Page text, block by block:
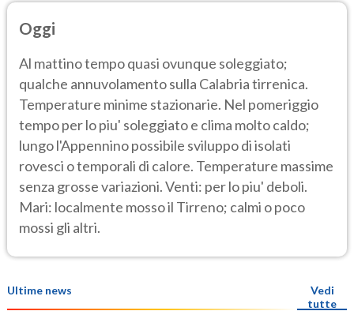
Oggi
Al mattino tempo quasi ovunque soleggiato;
qualche annuvolamento sulla Calabria tirrenica.
Temperature minime stazionarie. Nel pomeriggio
tempo per lo piu' soleggiato e clima molto caldo;
lungo l'Appennino possibile sviluppo di isolati
rovesci o temporali di calore. Temperature massime
senza grosse variazioni. Venti: per lo piu' deboli.
Mari: localmente mosso il Tirreno; calmi o poco
mossi gli altri.
Ultime news
Vedi
tutte